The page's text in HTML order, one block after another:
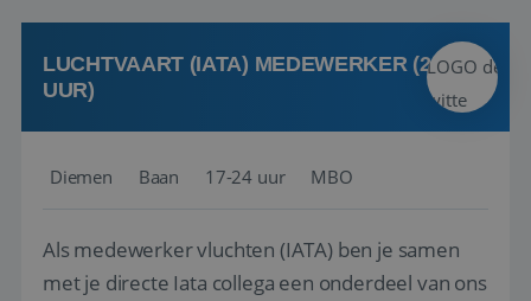
deze onderdelen zijn nu samen gevoegd...
LUCHTVAART (IATA) MEDEWERKER (24-32
UUR)
Diemen Baan 17-24 uur MBO
Als medewerker vluchten (IATA) ben je samen
met je directe Iata collega een onderdeel van ons